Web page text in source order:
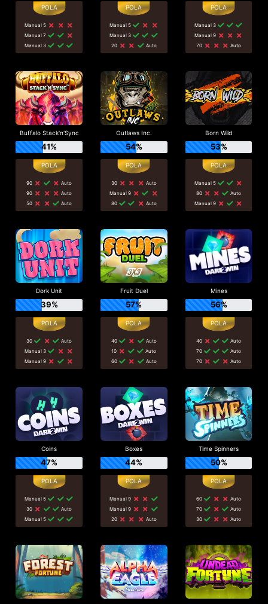
Manual 5
Manual 7
Manual 3
Manual 5
Manual 3
20
Auto
Manual 3
Manual 9
70
Auto
Buffalo Stack'n'Sync
41%
90
Auto
90
Auto
50
Auto
Outlaws Inc.
54%
30
Auto
Manual 9
80
Auto
Born Wild
53%
Manual 5
80
Auto
Manual 9
Dork Unit
39%
30
Auto
Manual 3
Manual 9
Fruit Duel
57%
40
Auto
10
Auto
60
Auto
Mines
56%
40
Auto
70
Auto
70
Auto
Coins
47%
Manual 5
30
Auto
Manual 5
Boxes
44%
Manual 9
Manual 9
20
Auto
Time Spinners
50%
60
Auto
70
Auto
30
Auto